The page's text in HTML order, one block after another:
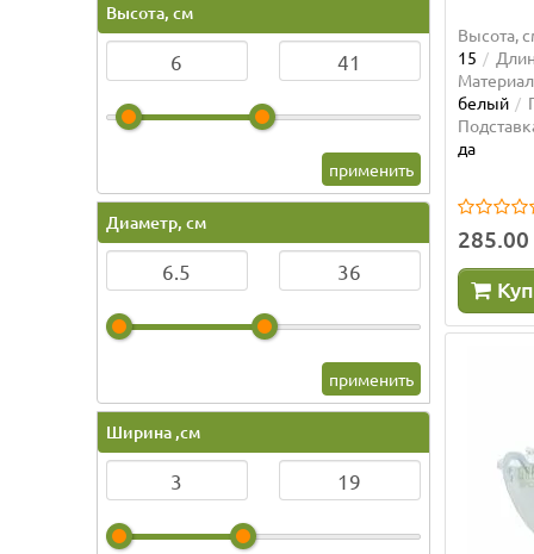
Высота, см
применить
Диаметр, см
применить
Ширина ,см
Высота,
15
белый
да
285.00